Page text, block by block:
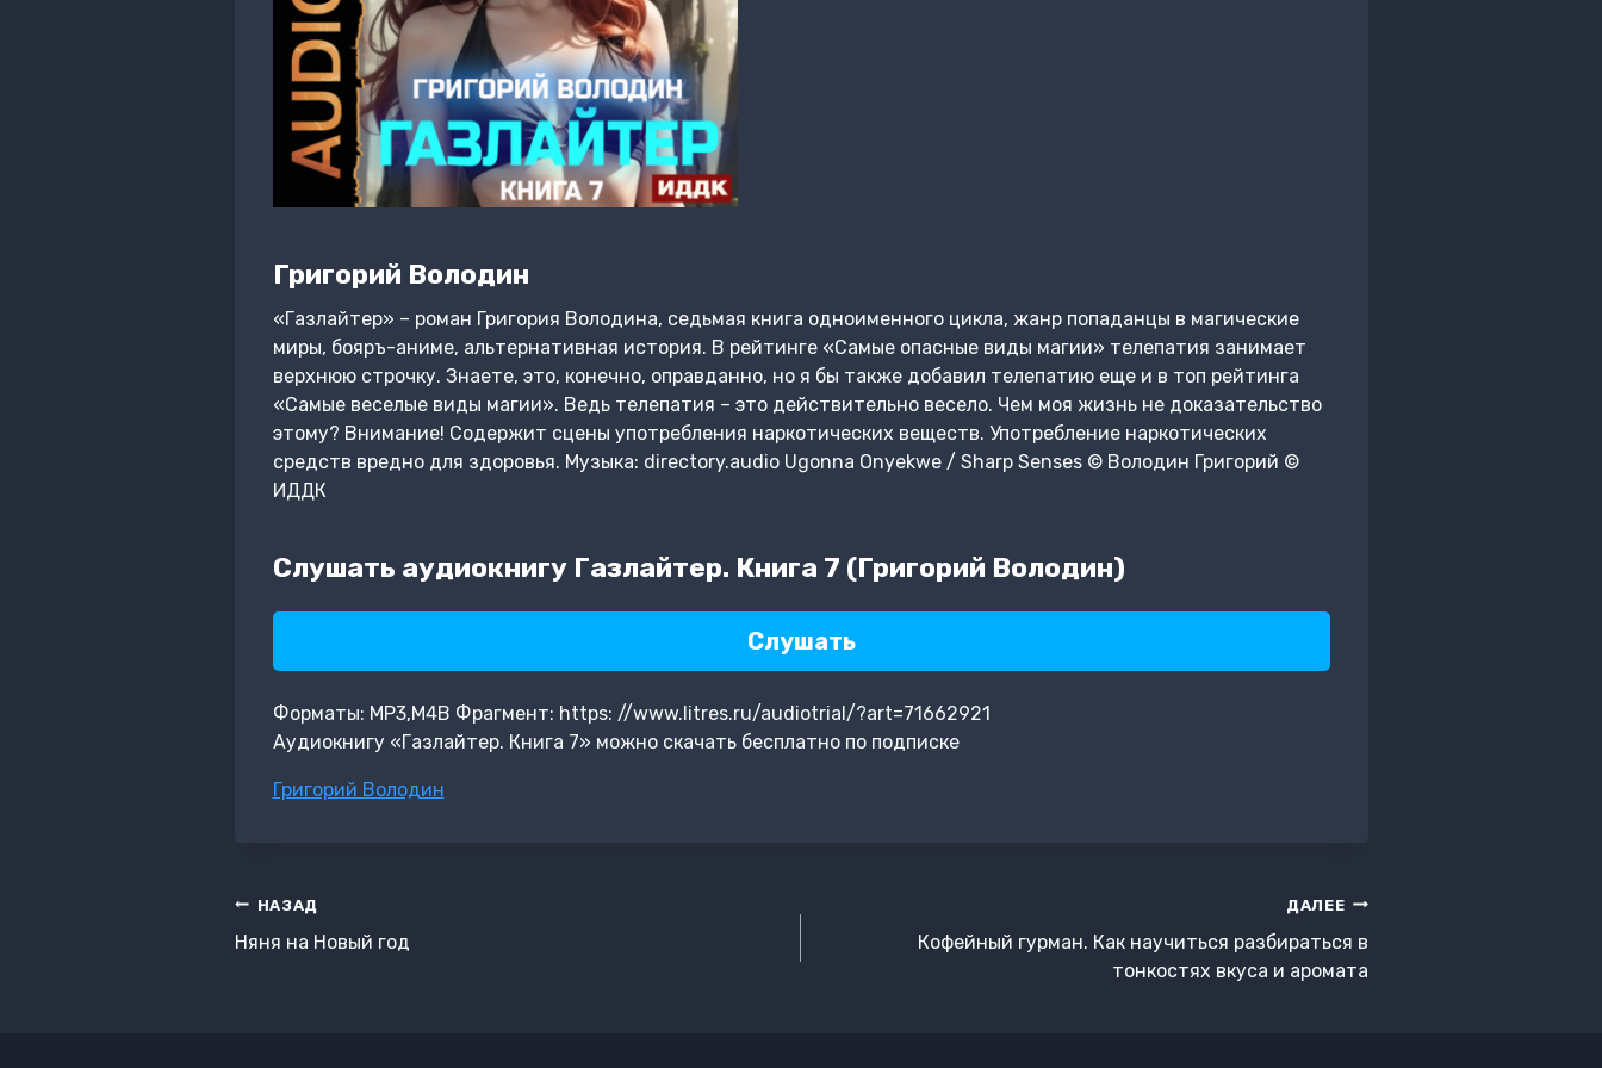
Григорий Володин
«Газлайтер» – роман Григория Володина, седьмая книга одноименного цикла, жанр попаданцы в магические
миры, бояръ-аниме, альтернативная история. В рейтинге «Самые опасные виды магии» телепатия занимает
верхнюю строчку. Знаете, это, конечно, оправданно, но я бы также добавил телепатию еще и в топ рейтинга
«Самые веселые виды магии». Ведь телепатия – это действительно весело. Чем моя жизнь не доказательство
этому? Внимание! Содержит сцены употребления наркотических веществ. Употребление наркотических
средств вредно для здоровья. Музыка: directory.audio Ugonna Onyekwe / Sharp Senses © Володин Григорий ©
ИДДК
Слушать аудиокнигу Газлайтер. Книга 7 (Григорий Володин)
Слушать
Форматы: MP3,M4B Фрагмент: https: //www.litres.ru/audiotrial/?art=71662921
Аудиокнигу «Газлайтер. Книга 7» можно скачать бесплатно по подписке
Метки
Григорий Володин
Навигация
по
НАЗАД
Няня на Новый год
ДАЛЕЕ
Кофейный гурман. Как научиться разбираться в
тонкостях вкуса и аромата